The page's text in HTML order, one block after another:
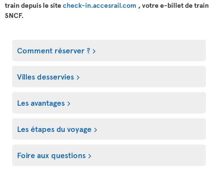
train depuis le sitecheck-in.accesrail.com , votre e-billet de train
SNCF.
Comment réserver ?
Villes desservies
Les avantages
Les étapes du voyage
Foire aux questions